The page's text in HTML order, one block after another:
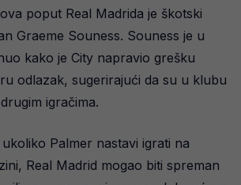
poput Real Madrida je škotski
Graeme Souness. Souness je u
kako je City napravio grešku
odlazak, sugerirajući da su u klubu
igračima.
Palmer nastavi igrati na
Real Madrid mogao biti spreman